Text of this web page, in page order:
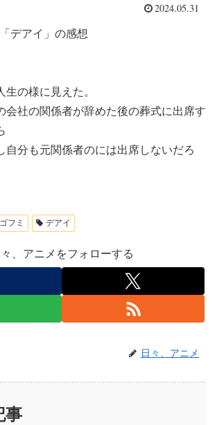
2024.05.31
デアイ」の感想
の様に見えた。
会社の関係者が辞めた後の葬式に出席す
自分も元関係者のには出席しないだろ
フミ デアイ
々、アニメをフォローする
日々、アニメ
事